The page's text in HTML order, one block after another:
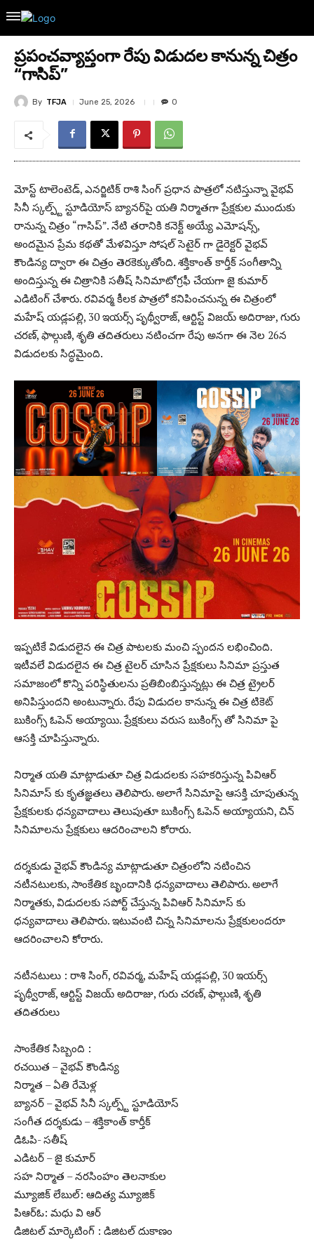
ప్రపంచవ్యాప్తంగా రేపు విడుదల కానున్న చిత్రం
“గాసిప్”
By TFJA June 25, 2026 0
మోస్ట్ టాలెంటెడ్, ఎనర్జిటిక్ రాశి సింగ్ ప్రధాన పాత్రలో నటిస్తున్నా వైభవ్
సినీ స్కల్ప్ట్ స్టూడియోస్ బ్యానర్‌పై యతి నిర్మాతగా ప్రేక్షకుల ముందుకు
రానున్న చిత్రం “గాసిప్”. నేటి తరానికి కనెక్ట్ అయ్యే ఎమోషన్స్,
అందమైన ప్రేమ కథతో మేళవిస్తూ సోషల్ సెటైర్ గా డైరెక్టర్ వైభవ్
కౌండిన్య ద్వారా ఈ చిత్రం తెరకెక్కుతోంది. శక్తికాంత్ కార్తీక్ సంగీతాన్ని
అందిస్తున్న ఈ చిత్రానికి సతీష్ సినిమాటోగ్రఫీ చేయగా జై కుమార్
ఎడిటింగ్ చేశారు. రవివర్మ కీలక పాత్రలో కనిపించనున్న ఈ చిత్రంలో
మహేష్ యడ్లపల్లి, 30 ఇయర్స్ పృథ్వీరాజ్, ఆర్టిస్ట్ విజయ్ అదిరాజు, గురు
చరణ్, ఫాల్గుణి, శృతి తదితరులు నటించగా రేపు అనగా ఈ నెల 26న
విడుదలకు సిద్ధమైంది.
ఇప్పటికే విడుదలైన ఈ చిత్ర పాటలకు మంచి స్పందన లభించింది.
ఇటీవలే విడుదలైన ఈ చిత్ర టైలర్ చూసిన ప్రేక్షకులు సినిమా ప్రస్తుత
సమాజంలో కొన్ని పరిస్థితులను ప్రతిబింబిస్తున్నట్లు ఈ చిత్ర ట్రైలర్
అనిపిస్తుందని అంటున్నారు. రేపు విడుదల కానున్న ఈ చిత్ర టికెట్
బుకింగ్స్ ఓపెన్ అయ్యాయి. ప్రేక్షకులు వరుస బుకింగ్స్ తో సినిమా పై
ఆసక్తి చూపిస్తున్నారు.
నిర్మాత యతి మాట్లాడుతూ చిత్ర విడుదలకు సహకరిస్తున్న పివిఆర్
సినిమాస్ కు కృతజ్ఞతలు తెలిపారు. అలాగే సినిమాపై ఆసక్తి చూపుతున్న
ప్రేక్షకులకు ధన్యవాదాలు తెలుపుతూ బుకింగ్స్ ఓపెన్ అయ్యాయని, చిన్
సినిమాలను ప్రేక్షకులు ఆదరించాలని కోరారు.
దర్శకుడు వైభవ్ కౌండిన్య మాట్లాడుతూ చిత్రంలోని నటించిన
నటీనటులకు, సాంకేతిక బృందానికి ధన్యవాదాలు తెలిపారు. అలాగే
నిర్మాతకు, విడుదలకు సపోర్ట్ చేస్తున్న పివిఆర్ సినిమాస్ కు
ధన్యవాదాలు తెలిపారు. ఇటువంటి చిన్న సినిమాలను ప్రేక్షకులందరూ
ఆదరించాలని కోరారు.
నటీనటులు : రాశి సింగ్, రవివర్మ, మహేష్ యడ్లపల్లి, 30 ఇయర్స్
పృథ్వీరాజ్, ఆర్టిస్ట్ విజయ్ అదిరాజు, గురు చరణ్, ఫాల్గుణి, శృతి
తదితరులు
సాంకేతిక సిబ్బంది :
రచయిత – వైభవ్ కౌండిన్య
నిర్మాత – ఏతి రేమెళ్ల
బ్యానర్ – వైభవ్ సినీ స్కల్ప్ట్ స్టూడియోస్
సంగీత దర్శకుడు – శక్తికాంత్ కార్తీక్
డిఓపి- సతీష్
ఎడిటర్ – జై కుమార్
సహ నిర్మాత – నరసింహం తెలనాకుల
మ్యూజిక్ లేబుల్: ఆదిత్య మ్యూజిక్
పిఆర్ఓ: మధు వి ఆర్
డిజిటల్ మార్కెటింగ్ : డిజిటల్ దుకాణం